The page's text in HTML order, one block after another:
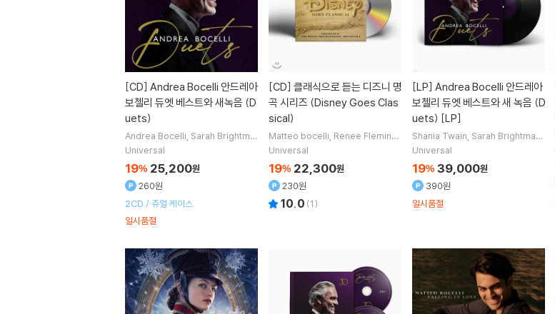
[CD] Andrea Bocelli 안드레아
보첼리 듀엣 베스트와 새녹음 (D
uets)
Andrea Bocelli Sarah Brightma
n
Karol G
Universal
19% 25,200원
260원
2CD / 쥬얼 케이스
일시품절
[CD] 클래식으로 듣는 디즈니 명
곡 시리즈 (Disney Goes Clas
sical)
Matteo bocelli Renee Fleming
노래 Muraji Kaori
Universal
19% 22,300원
230원
10.0 (1)
[LP] Andrea Bocelli 안드레아
보첼리 듀엣 베스트와 새 녹음 (D
uets) [LP]
Shania Twain Sarah Brightman
Matteo bocelli
Universal
19% 39,000원
390원
일시품절